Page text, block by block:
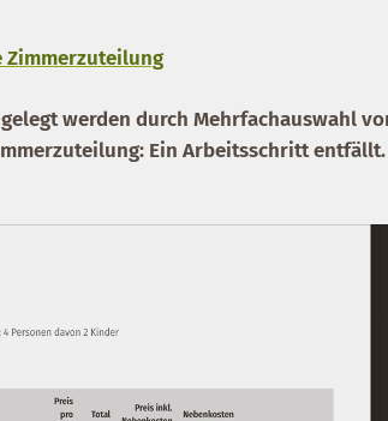
Zimmerzuteilung
werden durchMehrfachauswahl
: Ein Arbeitsschritt entfällt.